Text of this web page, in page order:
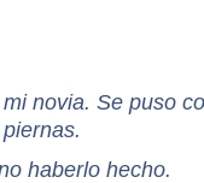
novia. Se puso
haberlo hecho.